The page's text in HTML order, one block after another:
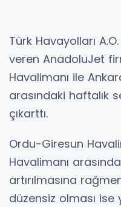
Türk Havayolları
veren AnadoluJet
Havalimanı ile
arasındaki haftalık
çıkarttı.
Ordu-Giresun
Havalimanı
artırılmasına
düzensiz olması